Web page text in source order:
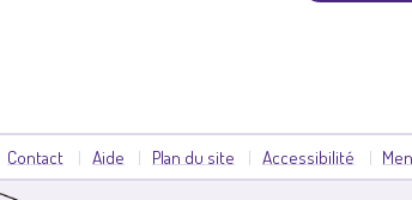
Contact Aide Plan du site Accessibilité